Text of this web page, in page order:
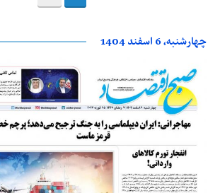
چهارشنبه، 6 اسفند 1404